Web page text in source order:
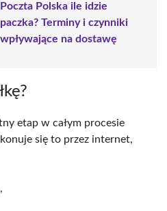
Poczta Polska ile idzie
paczka? Terminy i czynniki
wpływające na dostawę
etap w całym procesie
się to przez internet,